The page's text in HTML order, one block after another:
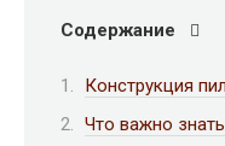
Содержание
Конструкция
Что важно